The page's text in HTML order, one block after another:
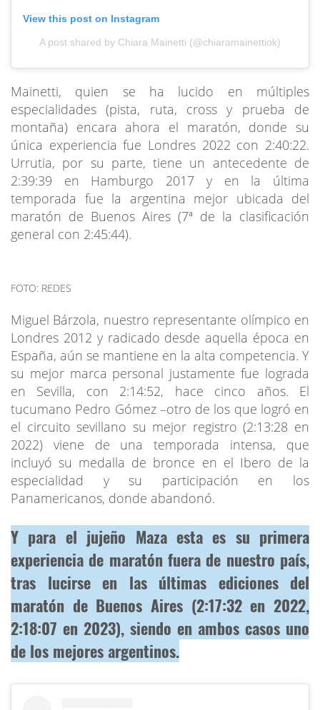
View this post on Instagram
A post shared by Chiara Mainetti (@chiaramainettiok)
Mainetti, quien se ha lucido en múltiples
especialidades (pista, ruta, cross y prueba de
montaña) encara ahora el maratón, donde su
única experiencia fue Londres 2022 con 2:40:22.
Urrutia, por su parte, tiene un antecedente de
2:39:39 en Hamburgo 2017 y en la última
temporada fue la argentina mejor ubicada del
maratón de Buenos Aires (7ª de la clasificación
general con 2:45:44).
FOTO: REDES
Miguel Bárzola, nuestro representante olímpico en
Londres 2012 y radicado desde aquella época en
España, aún se mantiene en la alta competencia. Y
su mejor marca personal justamente fue lograda
en Sevilla, con 2:14:52, hace cinco años. El
tucumano Pedro Gómez –otro de los que logró en
el circuito sevillano su mejor registro (2:13:28 en
2022) viene de una temporada intensa, que
incluyó su medalla de bronce en el Ibero de la
especialidad y su participación en los
Panamericanos, donde abandonó.
Y para el jujeño Maza esta es su primera
experiencia de maratón fuera de nuestro país,
tras lucirse en las últimas ediciones del
maratón de Buenos Aires (2:17:32 en 2022,
2:18:07 en 2023), siendo en ambos casos uno
de los mejores argentinos.